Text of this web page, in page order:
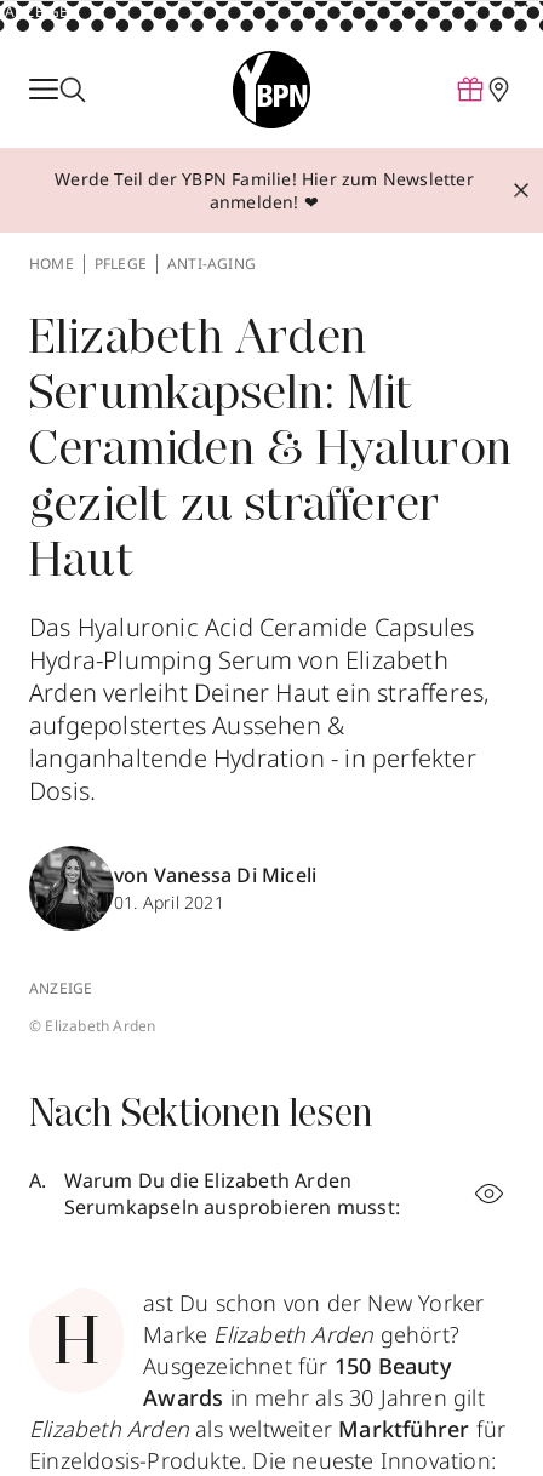
ANZEIGE
Parfum
Make-up
Behandlungen
Über YBPN
Aktionen
Storefinder
Werde Teil der YBPN Familie! Hier zum Newsletter
anmelden! ❤
HOME PFLEGE ANTI-AGING
Elizabeth Arden
Serumkapseln: Mit
Ceramiden & Hyaluron
gezielt zu strafferer
Haut
Das Hyaluronic Acid Ceramide Capsules
Hydra-Plumping Serum von Elizabeth
Arden verleiht Deiner Haut ein strafferes,
aufgepolstertes Aussehen &
langanhaltende Hydration - in perfekter
Dosis.
von Vanessa Di Miceli
01. April 2021
ANZEIGE
© Elizabeth Arden
Nach Sektionen lesen
Warum Du die Elizabeth Arden
Serumkapseln ausprobieren musst:
H
ast Du schon von der New Yorker
Marke Elizabeth Arden gehört?
Ausgezeichnet für 150 Beauty
Awards in mehr als 30 Jahren gilt
Elizabeth Arden als weltweiter Marktführer für
Einzeldosis-Produkte. Die neueste Innovation: